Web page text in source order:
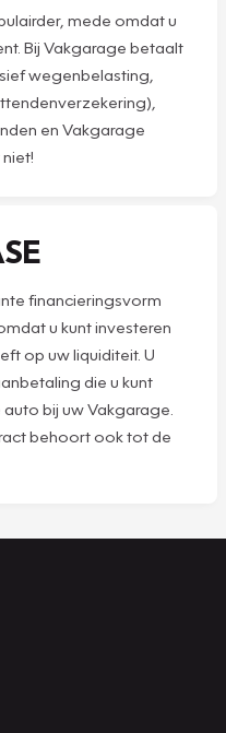
mede omdat u
Bij Vakgarage betaalt
wegenbelasting,
en Vakgarage
financieringsvorm
u kunt investeren
op uw liquiditeit. U
die u kunt
bij uw Vakgarage.
behoort ook tot de